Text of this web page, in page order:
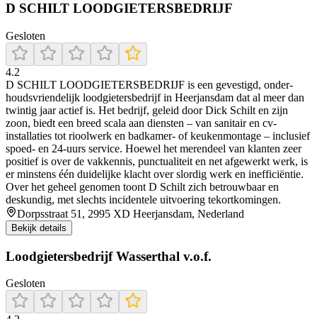
D SCHILT LOODGIETERSBEDRIJF
Gesloten
4.2
D SCHILT LOODGIETERSBEDRIJF is een gevestigd, on­der­
houds­vriendelijk loodgietersbedrijf in Heerjansdam dat al meer dan
twintig jaar actief is. Het bedrijf, geleid door Dick Schilt en zijn
zoon, biedt een breed scala aan diensten – van sanitair en cv-
installaties tot rioolwerk en badkamer- of keukenmontage – inclusief
spoed- en 24-uurs service. Hoewel het merendeel van klanten zeer
positief is over de vakkennis, punctualiteit en net afgewerkt werk, is
er minstens één duidelijke klacht over slordig werk en inefficiëntie.
Over het geheel genomen toont D Schilt zich betrouwbaar en
deskundig, met slechts incidentele uitvoering tekortkomingen.
Dorpsstraat 51, 2995 XD Heerjansdam, Nederland
Bekijk details
Loodgietersbedrijf Wasserthal v.o.f.
Gesloten